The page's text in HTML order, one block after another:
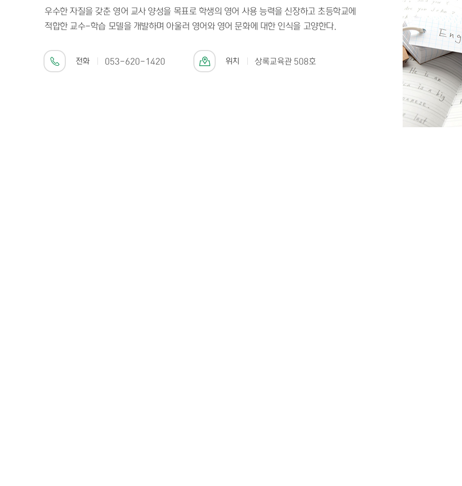
우수한 자질을 갖춘 영어 교사 양성을 목표로 학생의 영어 사용 능력을 신장하고 초등학교에
적합한 교수-학습 모델을 개발하며 아울러 영어와 영어 문화에 대한 인식을 고양한다.
전화 053-620-1420 위치 상록교육관 508호